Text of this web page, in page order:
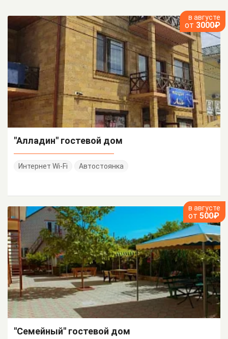
в августе
от 3000₽
"Алладин" гостевой дом
Интернет Wi-Fi Автостоянка
в августе
от 500₽
"Семейный" гостевой дом